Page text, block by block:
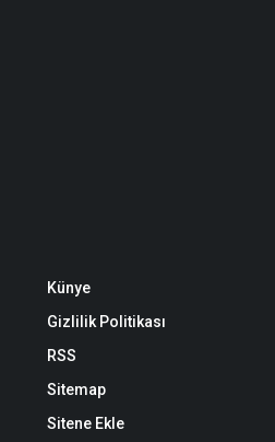
Künye
Gizlilik Politikası
RSS
Sitemap
Sitene Ekle